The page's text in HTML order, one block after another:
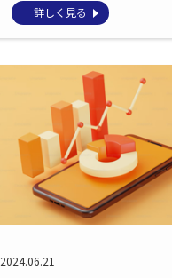
詳しく見る
2024.06.21